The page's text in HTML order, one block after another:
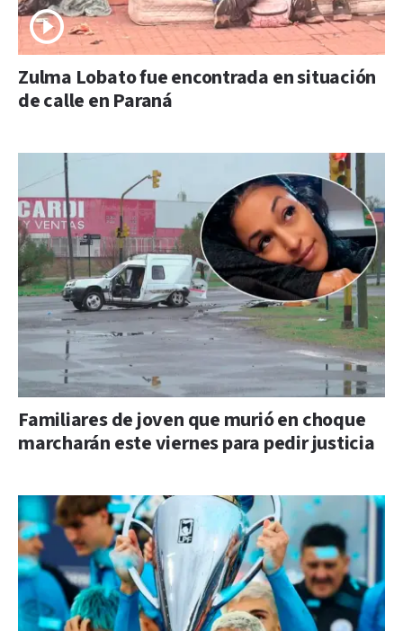
Zulma Lobato fue encontrada en situación
de calle en Paraná
Familiares de joven que murió en choque
marcharán este viernes para pedir justicia